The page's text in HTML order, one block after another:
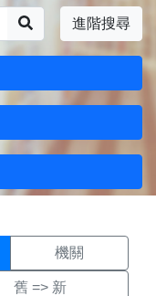
進階搜尋
機關
舊 => 新